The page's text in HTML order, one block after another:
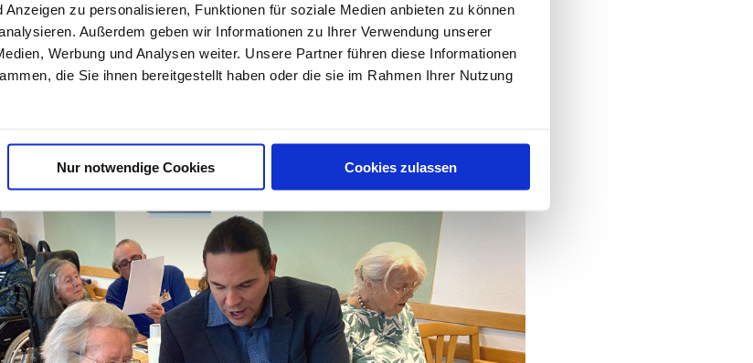
zu personalisieren, Funktionen für soziale Medien anbieten zu können
Außerdem geben wir Informationen zu Ihrer Verwendung unserer
Werbung und Analysen weiter. Unsere Partner führen diese Informationen
die Sie ihnen bereitgestellt haben oder die sie im Rahmen Ihrer Nutzung
Nur notwendige Cookies Cookies zulassen
freuten. An dieser Stelle möchten wir uns nochmals sehr
und Herr Kellner für diesen wundervollen Besuch bedanken
Jahr wieder begrüßen dürfen.